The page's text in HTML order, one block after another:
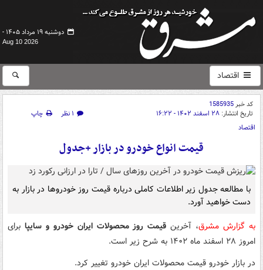
دوشنبه ۱۹ مرداد ۱۴۰۵ -
Aug 10 2026
اقتصاد
کد خبر1585935
تاریخ انتشار: ۲۸ اسفند ۱۴۰۲ - ۱۶:۲۲ ۱ نظر
چاپ
اقتصاد
قیمت انواع خودرو در بازار +جدول
با مطالعه جدول زیر اطلاعات کاملی درباره قیمت روز خودروها در بازار به
دست خواهید آورد.​
به گزارش مشرق، آخرین قیمت روز محصولات ایران خودرو و سایپا برای
امروز ۲۸ اسفند ماه ۱۴۰۲ به شرح زیر است.
در بازار خودرو قیمت محصولات ایران خودرو تغییر کرد.